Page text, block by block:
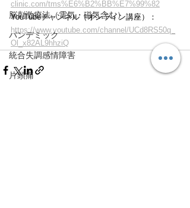
脳刺激療法（電気・磁気含む）
パンデミック
統合失調感情障害
片頭痛
clinic.com/tms%E6%B2%BB%E7%99%82
YouTubeチャンネル（オンライン講座）：
https://www.youtube.com/channel/UCd8RS50q_
Ol_x82AL9hhziQ